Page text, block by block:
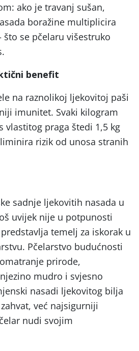
ako je travanj sušan,
boražine multiplicira
što se pčelaru višestruko
benefit
na raznolikoj ljekovitoj paši
imunitet. Svaki kilogram
vlastitog praga štedi 1,5 kg
rizik od unosa stranih
sadnje ljekovitih nasada u
uvijek nije u potpunosti
temelj za iskorak u
Pčelarstvo budućnosti
prirode,
mudro i svjesno
nasadi ljekovitog bilja
već najsigurniji
nudi svojim